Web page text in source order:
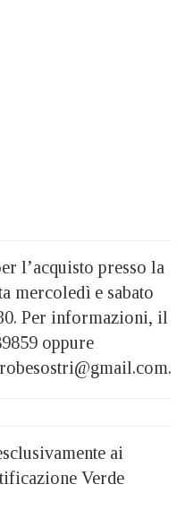
l’acquisto presso la
mercoledì e sabato
Per informazioni, il
oppure
ai
Verde